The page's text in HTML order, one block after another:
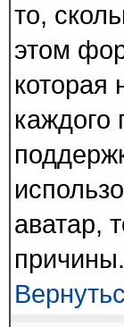
то,
этом
которая
каждого
аватар,
причины.